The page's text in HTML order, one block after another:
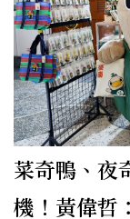
菜奇鴨、夜
機！黃偉哲